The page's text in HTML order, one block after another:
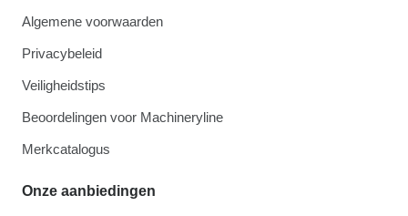
Algemene voorwaarden
Privacybeleid
Veiligheidstips
Beoordelingen voor Machineryline
Merkcatalogus
Onze aanbiedingen